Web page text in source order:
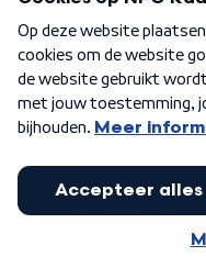
Algemene voorwaarden